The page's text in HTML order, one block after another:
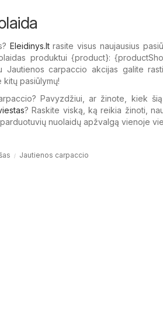
Eleidinys.ltrasite visus naujausius
produktui {​product}:
Jautienos carpaccio akcijas galite
pasiūlymų!
Pavyzdžiui, ar žinote, kiek
? Raskite viską, ką reikia žinoti,
nuolaidų apžvalgą vienoje
Jautienos carpaccio